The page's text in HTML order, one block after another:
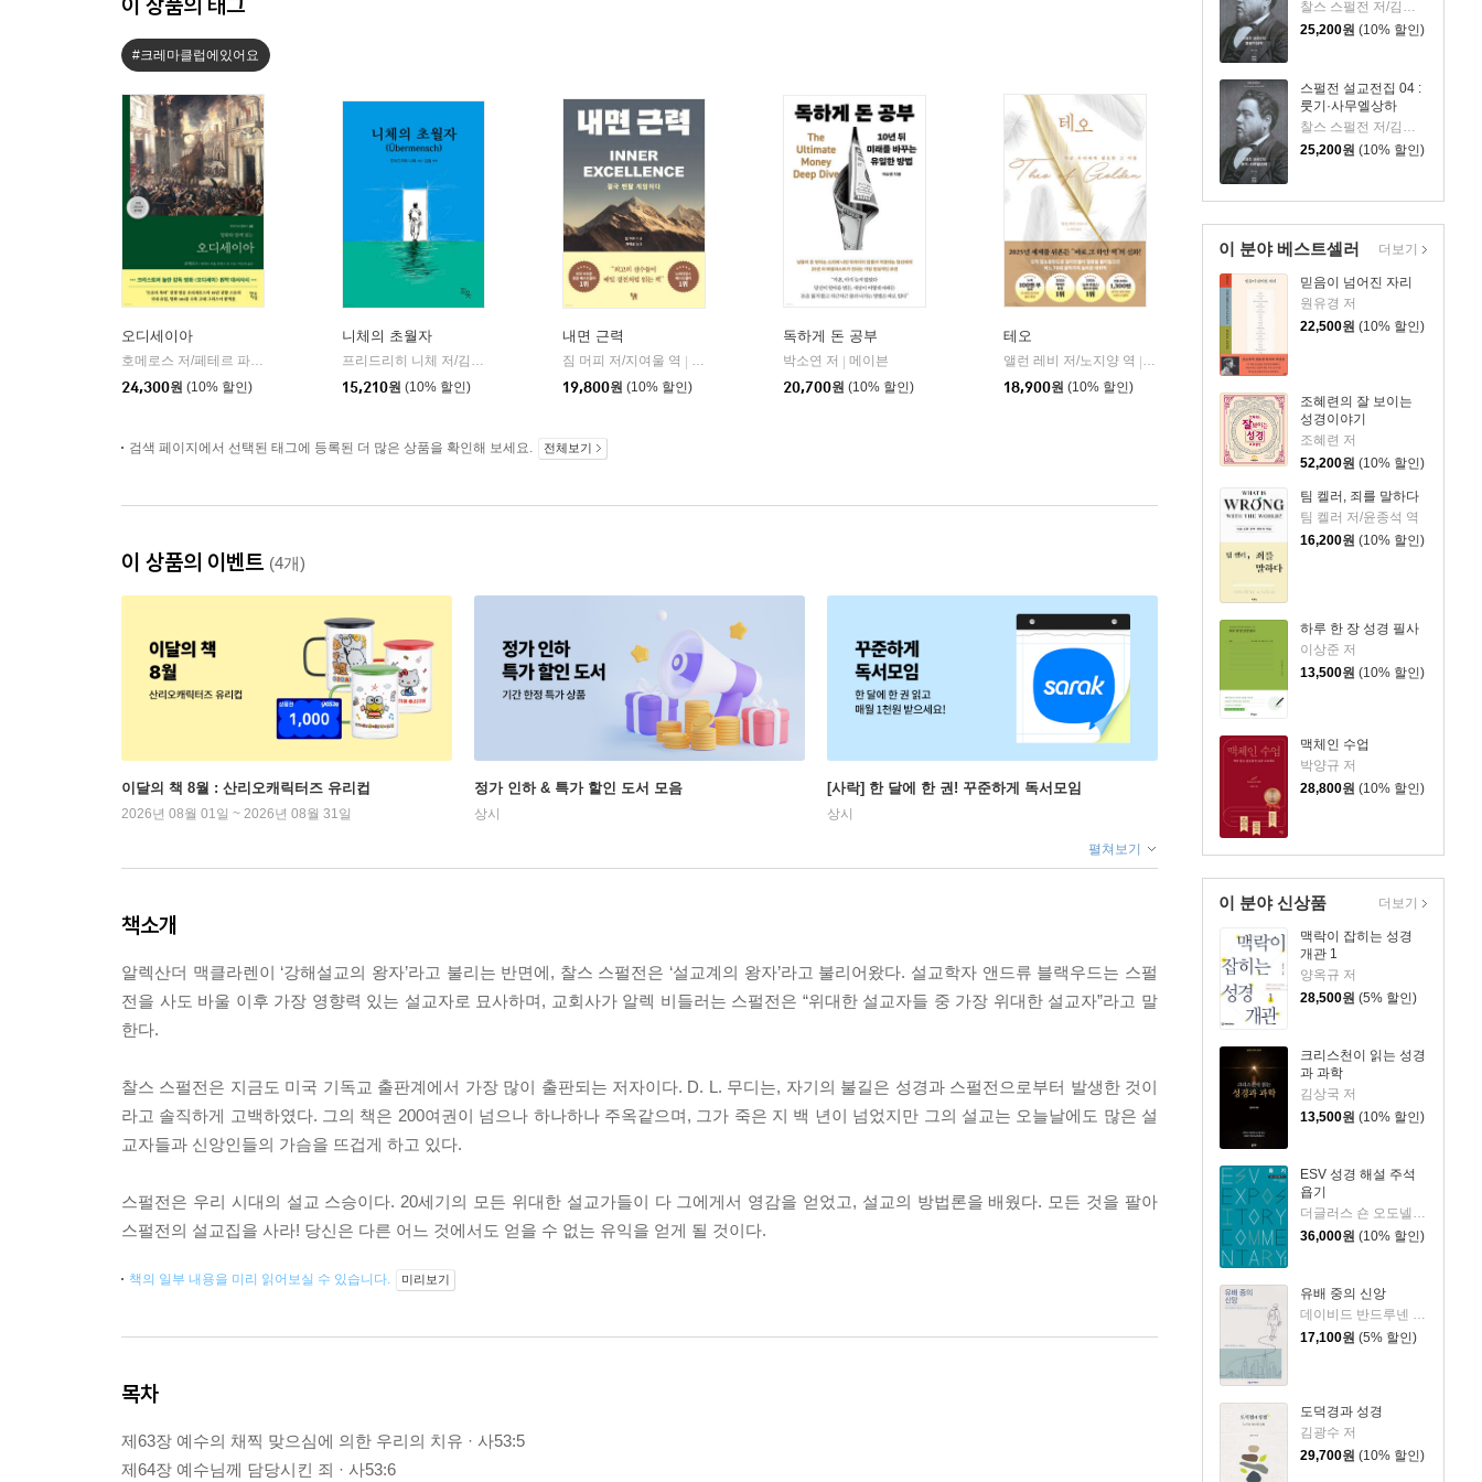
25,200원 (10% 할인)
스펄전 설교전집 04 :
룻기·사무엘상하
찰스 스펄전 저/김원주 역
25,200원 (10% 할인)
이 분야 베스트셀러
믿음이 넘어진 자리
원유경 저
22,500원 (10% 할인)
조혜련의 잘 보이는
성경이야기
조혜련 저
52,200원 (10% 할인)
팀 켈러, 죄를 말하다
팀 켈러 저/윤종석 역
16,200원 (10% 할인)
하루 한 장 성경 필사
이상준 저
13,500원 (10% 할인)
맥체인 수업
박양규 저
28,800원 (10% 할인)
더보기
이 분야 신상품
맥락이 잡히는 성경
개관 1
양옥규 저
28,500원 (5% 할인)
크리스천이 읽는 성경
과 과학
김상국 저
13,500원 (10% 할인)
ESV 성경 해설 주석
욥기
더글러스 숀 오도넬 저/이언 두기드,제이 스클라,제임스 해밀턴 편/홍병룡 역
36,000원 (10% 할인)
유배 중의 신앙
데이비드 반드루넨 저/권대영 역
17,100원 (5% 할인)
도덕경과 성경
김광수 저
29,700원 (10% 할인)
더보기
#크레마클럽에있어요
오디세이아
호메로스 저/페테르 파울 루벤스 그림/박문재 역 |
현대지성
24,300원 (10% 할인)
니체의 초월자
프리드리히 니체 저/김철 편역
15,210원 (10% 할인)
내면 근력
짐 머피 저/지여울 역
윌북(willbook)
19,800원 (10% 할인)
독하게 돈 공부
박소연 저
메이븐
20,700원 (10% 할인)
테오
앨런 레비 저/노지양 역
오팬하우스
18,900원 (10% 할인)
검색 페이지에서 선택된 태그에 등록된 더 많은 상품을 확인해 보세요. 전체보기
이 상품의 이벤트 (4개)
이달의 책 8월 : 산리오캐릭터즈 유리컵
2026년 08월 01일 ~ 2026년 08월 31일
정가 인하 & 특가 할인 도서 모음
상시
[사락] 한 달에 한 권! 꾸준하게 독서모임
상시
펼쳐보기
책소개
알렉산더 맥클라렌이 ‘강해설교의 왕자’라고 불리는 반면에, 찰스 스펄전은 ‘설교계의 왕자’라고 불리어왔다. 설교학자 앤드류 블랙우드는 스펄
전을 사도 바울 이후 가장 영향력 있는 설교자로 묘사하며, 교회사가 알렉 비들러는 스펄전은 “위대한 설교자들 중 가장 위대한 설교자”라고 말
한다.
찰스 스펄전은 지금도 미국 기독교 출판계에서 가장 많이 출판되는 저자이다. D. L. 무디는, 자기의 불길은 성경과 스펄전으로부터 발생한 것이
라고 솔직하게 고백하였다. 그의 책은 200여권이 넘으나 하나하나 주옥같으며, 그가 죽은 지 백 년이 넘었지만 그의 설교는 오늘날에도 많은 설
교자들과 신앙인들의 가슴을 뜨겁게 하고 있다.
스펄전은 우리 시대의 설교 스승이다. 20세기의 모든 위대한 설교가들이 다 그에게서 영감을 얻었고, 설교의 방법론을 배웠다. 모든 것을 팔아
스펄전의 설교집을 사라! 당신은 다른 어느 것에서도 얻을 수 없는 유익을 얻게 될 것이다.
책의 일부 내용을 미리 읽어보실 수 있습니다. 미리보기
목차
제63장 예수의 채찍 맞으심에 의한 우리의 치유 · 사53:5
제64장 예수님께 담당시킨 죄 · 사53:6